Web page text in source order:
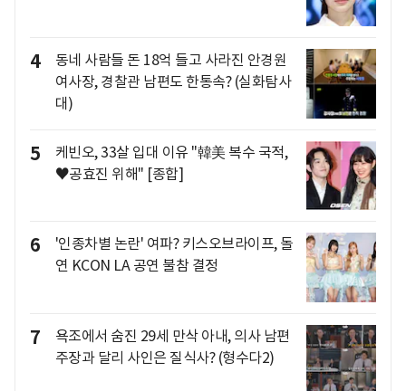
4
동네 사람들 돈 18억 들고 사라진 안경원
여사장, 경찰관 남편도 한통속? (실화탐사
대)
5
케빈오, 33살 입대 이유 "韓美 복수 국적,
♥공효진 위해" [종합]
6
'인종차별 논란' 여파? 키스오브라이프, 돌
연 KCON LA 공연 불참 결정
7
욕조에서 숨진 29세 만삭 아내, 의사 남편
주장과 달리 사인은 질식사? (형수다2)